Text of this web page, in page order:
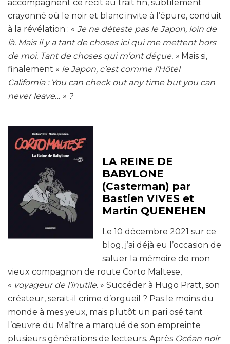
accompagnent ce récit au trait fin, subtilement
crayonné où le noir et blanc invite à l’épure, conduit
à la révélation : « Je ne déteste pas le Japon, loin de
là. Mais il y a tant de choses ici qui me mettent hors
de moi. Tant de choses qui m’ont déçue. » Mais si,
finalement « le Japon, c’est comme l’Hôtel
California : You can check out any time but you can
never leave… » ?
LA REINE DE
BABYLONE
(Casterman) par
Bastien VIVES et
Martin QUENEHEN
Le 10 décembre 2021 sur ce
blog, j’ai déjà eu l’occasion de
saluer la mémoire de mon
vieux compagnon de route Corto Maltese,
« voyageur de l’inutile. » Succéder à Hugo Pratt, son
créateur, serait-il crime d’orgueil ? Pas le moins du
monde à mes yeux, mais plutôt un pari osé tant
l’œuvre du Maître a marqué de son empreinte
plusieurs générations de lecteurs. Après Océan noir